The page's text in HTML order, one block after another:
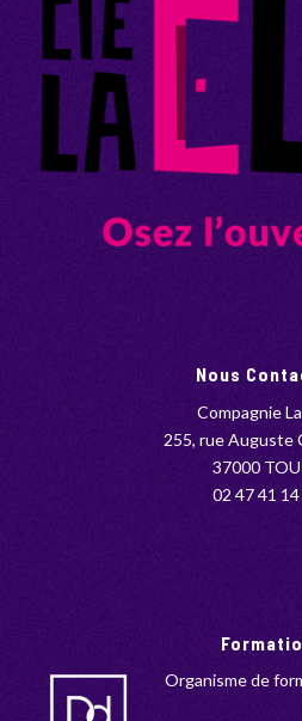
Nous
Compagnie
255, rue Auguste
37000
02 47 41 14
Organisme de